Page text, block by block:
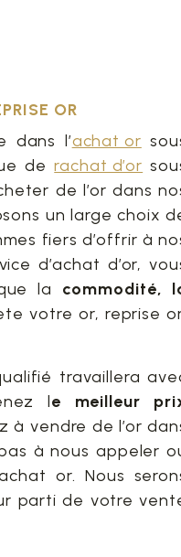
OR
dans l’achat or
derachat d’or
de l’or dans
un large choix
fiers d’offrir à
d’achat d’or,
la commodité,
votre or, reprise
travaillera
le meilleur
à vendre de l’or
à nous appeler
or. Nous
parti de votre